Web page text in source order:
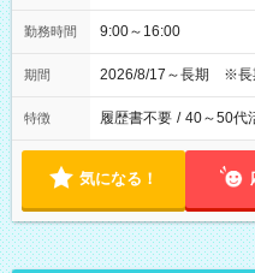
勤務時間 9:00～16:00
期間 2026/8/17～長期 ※長
特徴 履歴書不要 / 40～50代
気になる！